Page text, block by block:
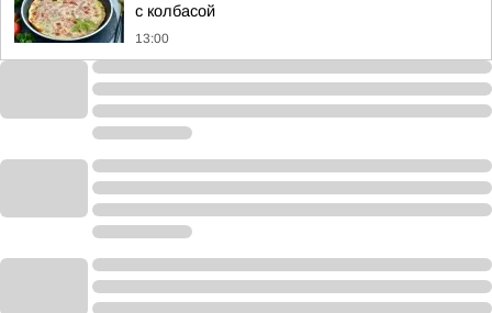
с колбасой
13:00